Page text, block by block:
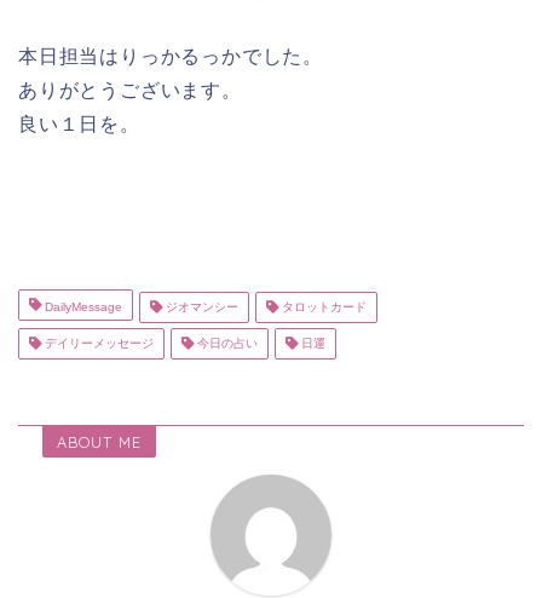
本日担当はりっかるっかでした。
ありがとうございます。
良い１日を。
DailyMessage ジオマンシー タロットカード
デイリーメッセージ 今日の占い 日運
ABOUT ME